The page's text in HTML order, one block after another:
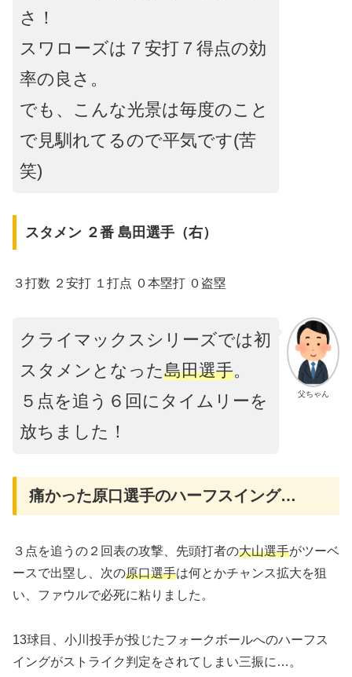
さ！
スワローズは７安打７得点の効
率の良さ。
でも、こんな光景は毎度のこと
で見馴れてるので平気です(苦
笑)
スタメン ２番 島田選手（右）
３打数 ２安打 １打点 ０本塁打 ０盗塁
父ちゃん
クライマックスシリーズでは初
スタメンとなった島田選手。
５点を追う６回にタイムリーを
放ちました！
痛かった原口選手のハーフスイング…
３点を追うの２回表の攻撃、先頭打者の大山選手がツーベ
ースで出塁し、次の原口選手は何とかチャンス拡大を狙
い、ファウルで必死に粘りました。
13球目、小川投手が投じたフォークボールへのハーフス
イングがストライク判定をされてしまい三振に…。